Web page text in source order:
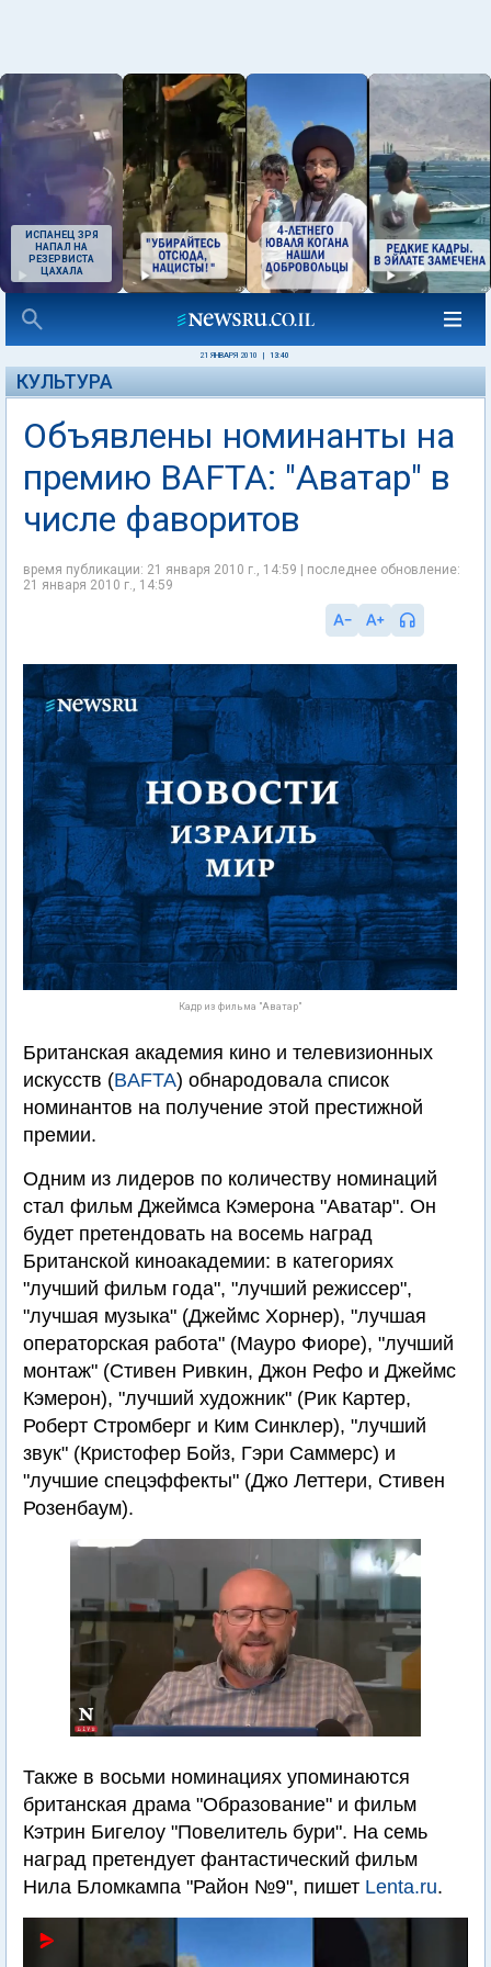
ИСПАНЕЦ ЗРЯ
НАПАЛ НА
РЕЗЕРВИСТА
ЦАХАЛА
21 ЯНВАРЯ 2010 13:40
КУЛЬТУРА
Объявлены номинанты на
премию BAFTA: "Аватар" в
числе фаворитов
время публикации: 21 января 2010 г., 14:59 | последнее обновление:
21 января 2010 г., 14:59
Кадр из фильма "Аватар"
Британская академия кино и телевизионных
искусств (BAFTA) обнародовала список
номинантов на получение этой престижной
премии.
Одним из лидеров по количеству номинаций
стал фильм Джеймса Кэмерона "Аватар". Он
будет претендовать на восемь наград
Британской киноакадемии: в категориях
"лучший фильм года", "лучший режиссер",
"лучшая музыка" (Джеймс Хорнер), "лучшая
операторская работа" (Мауро Фиоре), "лучший
монтаж" (Стивен Ривкин, Джон Рефо и Джеймс
Кэмерон), "лучший художник" (Рик Картер,
Роберт Стромберг и Ким Синклер), "лучший
звук" (Кристофер Бойз, Гэри Саммерс) и
"лучшие спецэффекты" (Джо Леттери, Стивен
Розенбаум).
Также в восьми номинациях упоминаются
британская драма "Образование" и фильм
Кэтрин Бигелоу "Повелитель бури". На семь
наград претендует фантастический фильм
Нила Бломкампа "Район №9", пишет Lenta.ru.